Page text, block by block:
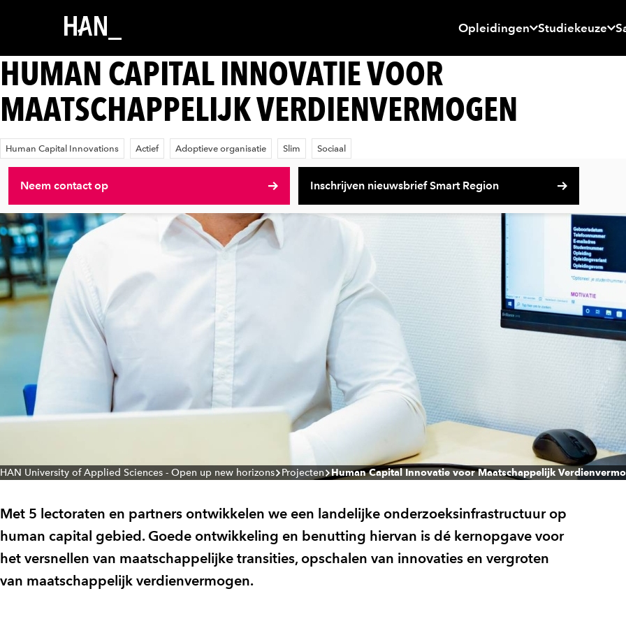
Opleidingen Studiekeuze
HUMAN CAPITAL INNOVATIE VOOR
MAATSCHAPPELIJK VERDIENVERMOGEN
Human Capital Innovations Actief Adoptieve organisatie Slim Sociaal
Neem contact op Inschrijven nieuwsbrief Smart Region
HAN University of Applied Sciences - Open up new horizons Projecten Human Capital Innovatie voor Maatschappelijk
Met 5 lectoraten en partners ontwikkelen we een landelijke onderzoeksinfrastructuur op
human capital gebied. Goede ontwikkeling en benutting hiervan is dé kernopgave voor
het versnellen van maatschappelijke transities, opschalen van innovaties en vergroten
van maatschappelijk verdienvermogen.